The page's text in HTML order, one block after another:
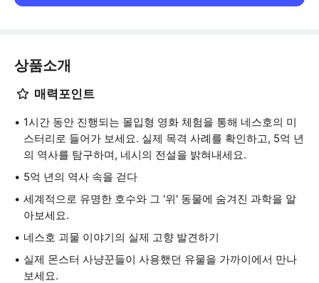
상품소개
매력포인트
1시간 동안 진행되는 몰입형 영화 체험을 통해 네스호의 미
스터리로 들어가 보세요. 실제 목격 사례를 확인하고, 5억 년
의 역사를 탐구하며, 네시의 전설을 밝혀내세요.
5억 년의 역사 속을 걷다
세계적으로 유명한 호수와 그 '위' 동물에 숨겨진 과학을 알
아보세요.
네스호 괴물 이야기의 실제 고향 발견하기
실제 몬스터 사냥꾼들이 사용했던 유물을 가까이에서 만나
보세요.